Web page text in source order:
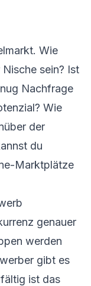
Wie
sein? Ist
Nachfrage
Wie
der
du
Marktplätze
genauer
werden
gibt es
ist das